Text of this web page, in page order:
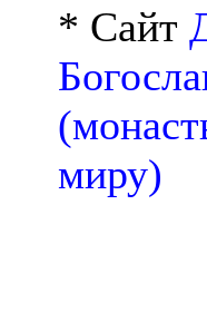
* Сайт
миру)